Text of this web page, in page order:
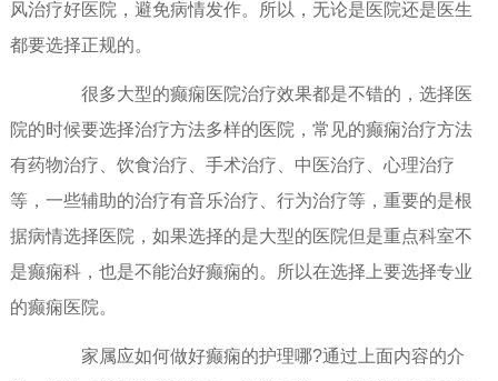
风治疗好医院，避免病情发作。所以，无论是医院还是医生
都要选择正规的。
很多大型的癫痫医院治疗效果都是不错的，选择医
院的时候要选择治疗方法多样的医院，常见的癫痫治疗方法
有药物治疗、饮食治疗、手术治疗、中医治疗、心理治疗
等，一些辅助的治疗有音乐治疗、行为治疗等，重要的是根
据病情选择医院，如果选择的是大型的医院但是重点科室不
是癫痫科，也是不能治好癫痫的。所以在选择上要选择专业
的癫痫医院。
家属应如何做好癫痫的护理哪?通过上面内容的介